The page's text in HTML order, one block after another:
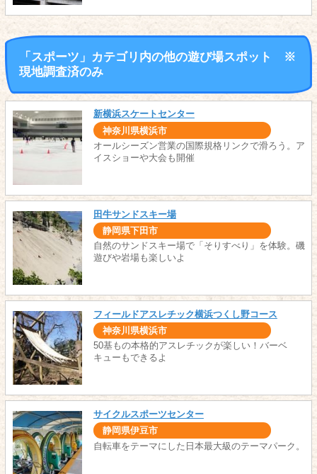
「スポーツ」カテゴリ内の他の遊び場スポット ※
現地調査済のみ
新横浜スケートセンター
神奈川県横浜市
オールシーズン営業の国際規格リンクで滑ろう。ア
イスショーや大会も開催
田牛サンドスキー場
静岡県下田市
自然のサンドスキー場で「そりすべり」を体験。磯
遊びや岩場も楽しいよ
フィールドアスレチック横浜つくし野コース
神奈川県横浜市
50基もの本格的アスレチックが楽しい！バーベ
キューもできるよ
サイクルスポーツセンター
静岡県伊豆市
自転車をテーマにした日本最大級のテーマパーク。